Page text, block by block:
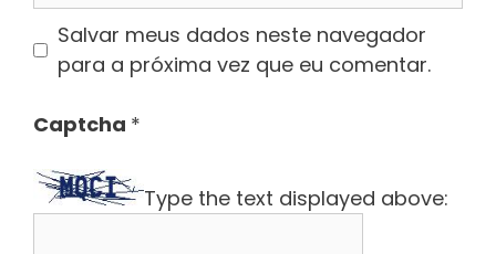
Salvar meus dados neste navegador
para a próxima vez que eu comentar.
Captcha *
Type the text displayed above: